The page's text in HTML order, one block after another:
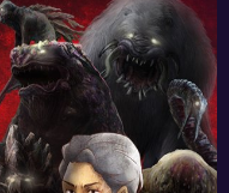
4651